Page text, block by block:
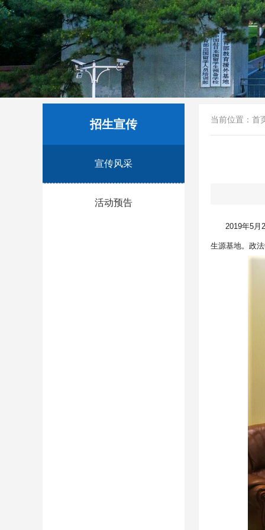
招生宣传
宣传风采
活动预告
当前位置： 首
2019年5月
生源基地。政